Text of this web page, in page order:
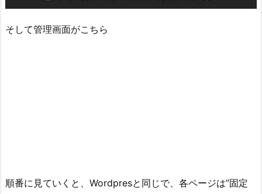
そして管理画面がこちら
順番に見ていくと、Wordpresと同じで、各ページは”固定